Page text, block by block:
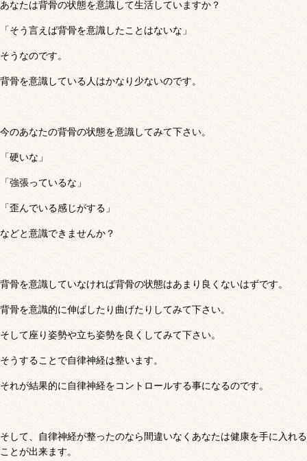
あなたは背骨の状態を意識して生活していますか？
「そう言えば背骨を意識したことはないな」
そうなのです。
背骨を意識している人はかなり少ないのです。
今のあなたの背骨の状態を意識してみて下さい。
「硬いな」
「強張っているな」
「歪んでいる感じがする」
などと意識できませんか？
背骨を意識していなければ背骨の状態はあまり良くないはずです。
背骨を意識的に伸ばしたり曲げたりしてみて下さい。
そして座り姿勢や立ち姿勢を良くしてみて下さい。
そうすることで自律神経は整います。
それが結果的に自律神経をコントロールする事になるのです。
そして、自律神経が整ったのなら間違いなくあなたは健康を手に入れる
ことが出来ます。